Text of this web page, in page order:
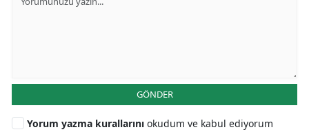
GÖNDER
Yorum yazma kurallarını okudum ve kabul ediyorum